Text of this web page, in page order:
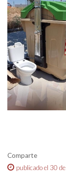
Comparte
publicado el 30